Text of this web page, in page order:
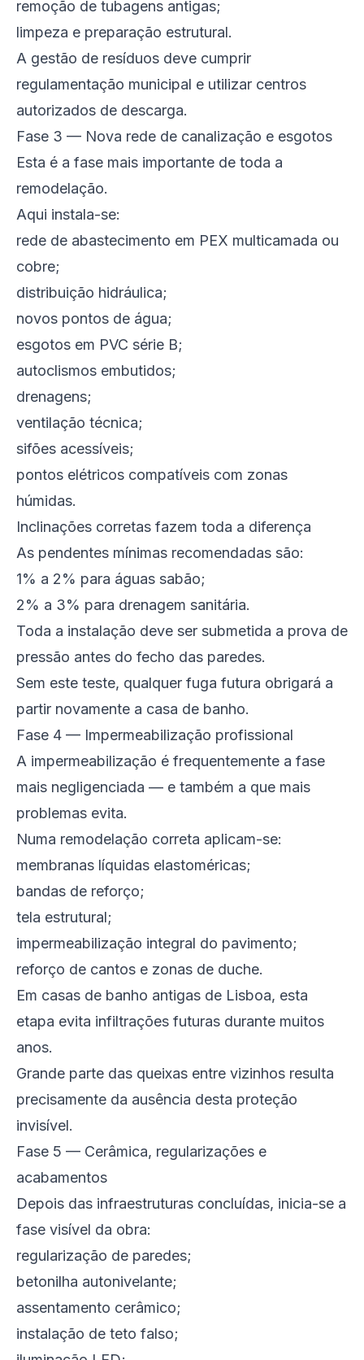
remoção de tubagens antigas;
limpeza e preparação estrutural.
A gestão de resíduos deve cumprir
regulamentação municipal e utilizar centros
autorizados de descarga.
Fase 3 — Nova rede de canalização e esgotos
Esta é a fase mais importante de toda a
remodelação.
Aqui instala-se:
rede de abastecimento em PEX multicamada ou
cobre;
distribuição hidráulica;
novos pontos de água;
esgotos em PVC série B;
autoclismos embutidos;
drenagens;
ventilação técnica;
sifões acessíveis;
pontos elétricos compatíveis com zonas
húmidas.
Inclinações corretas fazem toda a diferença
As pendentes mínimas recomendadas são:
1% a 2% para águas sabão;
2% a 3% para drenagem sanitária.
Toda a instalação deve ser submetida a prova de
pressão antes do fecho das paredes.
Sem este teste, qualquer fuga futura obrigará a
partir novamente a casa de banho.
Fase 4 — Impermeabilização profissional
A impermeabilização é frequentemente a fase
mais negligenciada — e também a que mais
problemas evita.
Numa remodelação correta aplicam-se:
membranas líquidas elastoméricas;
bandas de reforço;
tela estrutural;
impermeabilização integral do pavimento;
reforço de cantos e zonas de duche.
Em casas de banho antigas de Lisboa, esta
etapa evita infiltrações futuras durante muitos
anos.
Grande parte das queixas entre vizinhos resulta
precisamente da ausência desta proteção
invisível.
Fase 5 — Cerâmica, regularizações e
acabamentos
Depois das infraestruturas concluídas, inicia-se a
fase visível da obra:
regularização de paredes;
betonilha autonivelante;
assentamento cerâmico;
instalação de teto falso;